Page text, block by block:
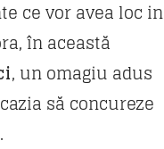
ce vor avea loc in
în această
, un omagiu adus
să concureze